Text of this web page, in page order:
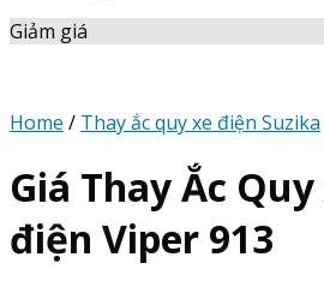
Giảm giá
Home / Thay ắc quy xe điện Suzika
Giá Thay Ắc
điện Viper 913